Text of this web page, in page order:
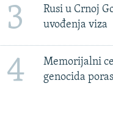
3
Rusi u Crnoj
uvođenja viza
4
Memorijalni
genocida